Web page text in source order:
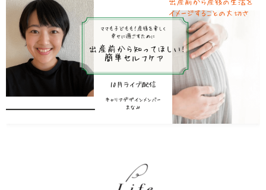
アロマ・ハーブ・栄養